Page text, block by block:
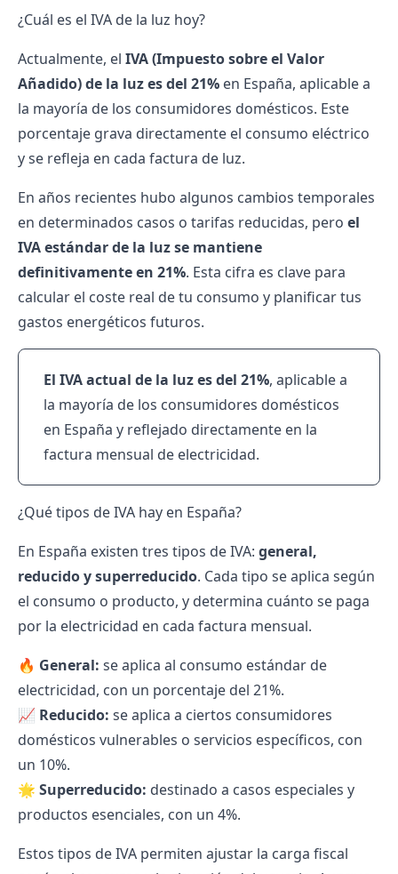
¿Cuál es el IVA de la luz hoy?
Actualmente, el IVA (Impuesto sobre el Valor
Añadido) de la luz es del 21% en España, aplicable a
la mayoría de los consumidores domésticos. Este
porcentaje grava directamente el consumo eléctrico
y se refleja en cada factura de luz.
En años recientes hubo algunos cambios temporales
en determinados casos o tarifas reducidas, pero el
IVA estándar de la luz se mantiene
definitivamente en 21%. Esta cifra es clave para
calcular el coste real de tu consumo y planificar tus
gastos energéticos futuros.
El IVA actual de la luz es del 21%, aplicable a
la mayoría de los consumidores domésticos
en España y reflejado directamente en la
factura mensual de electricidad.
¿Qué tipos de IVA hay en España?
En España existen tres tipos de IVA: general,
reducido y superreducido. Cada tipo se aplica según
el consumo o producto, y determina cuánto se paga
por la electricidad en cada factura mensual.
🔥 General: se aplica al consumo estándar de
electricidad, con un porcentaje del 21%.
📈 Reducido: se aplica a ciertos consumidores
domésticos vulnerables o servicios específicos, con
un 10%.
🌟 Superreducido: destinado a casos especiales y
productos esenciales, con un 4%.
Estos tipos de IVA permiten ajustar la carga fiscal